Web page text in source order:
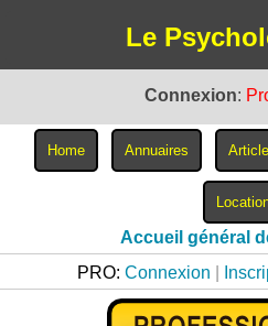
Le
Connexion:
Accueil général
PRO: Connexion